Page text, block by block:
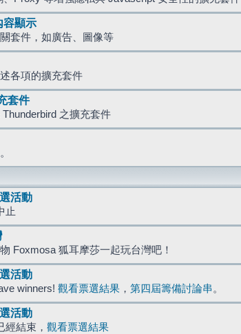
容顯示
套件，如廣告、圖像等
各項的擴充套件
套件
之擴充套件
活動
止
Foxmosa 狐耳摩莎一起玩台灣吧！
活動
winners! 觀看票選結果 ， 第四屆籌備討論串 。
活動
經結束， 觀看票選結果